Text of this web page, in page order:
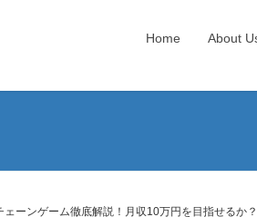
Home About
ェーンゲーム徹底解説！月収10万円を目指せるか？